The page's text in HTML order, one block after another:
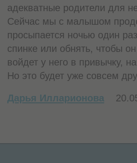
адекватные родители для
Сейчас мы с малышом
просыпается ночью один
спинке или обнять, чтобы
войдет у него в привычку,
Но это будет уже совсем
Дарья Илларионова